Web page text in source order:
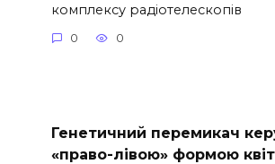
комплексу радіотелескопів
0 0
Генетичний перемикач
«право-лівою» формою